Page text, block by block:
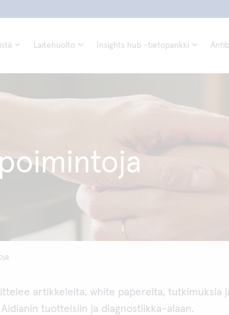
Laitehuolto Insights hub -tietopankki
artikkeleita, white papereita, tutkimuksia
Aidianin tuotteisiin ja diagnostiikka-alaan.